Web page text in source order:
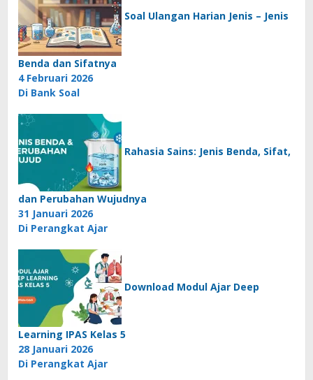
Soal Ulangan Harian Jenis – Jenis
Benda dan Sifatnya
4 Februari 2026
Di Bank Soal
Rahasia Sains: Jenis Benda, Sifat,
dan Perubahan Wujudnya
31 Januari 2026
Di Perangkat Ajar
Download Modul Ajar Deep
Learning IPAS Kelas 5
28 Januari 2026
Di Perangkat Ajar